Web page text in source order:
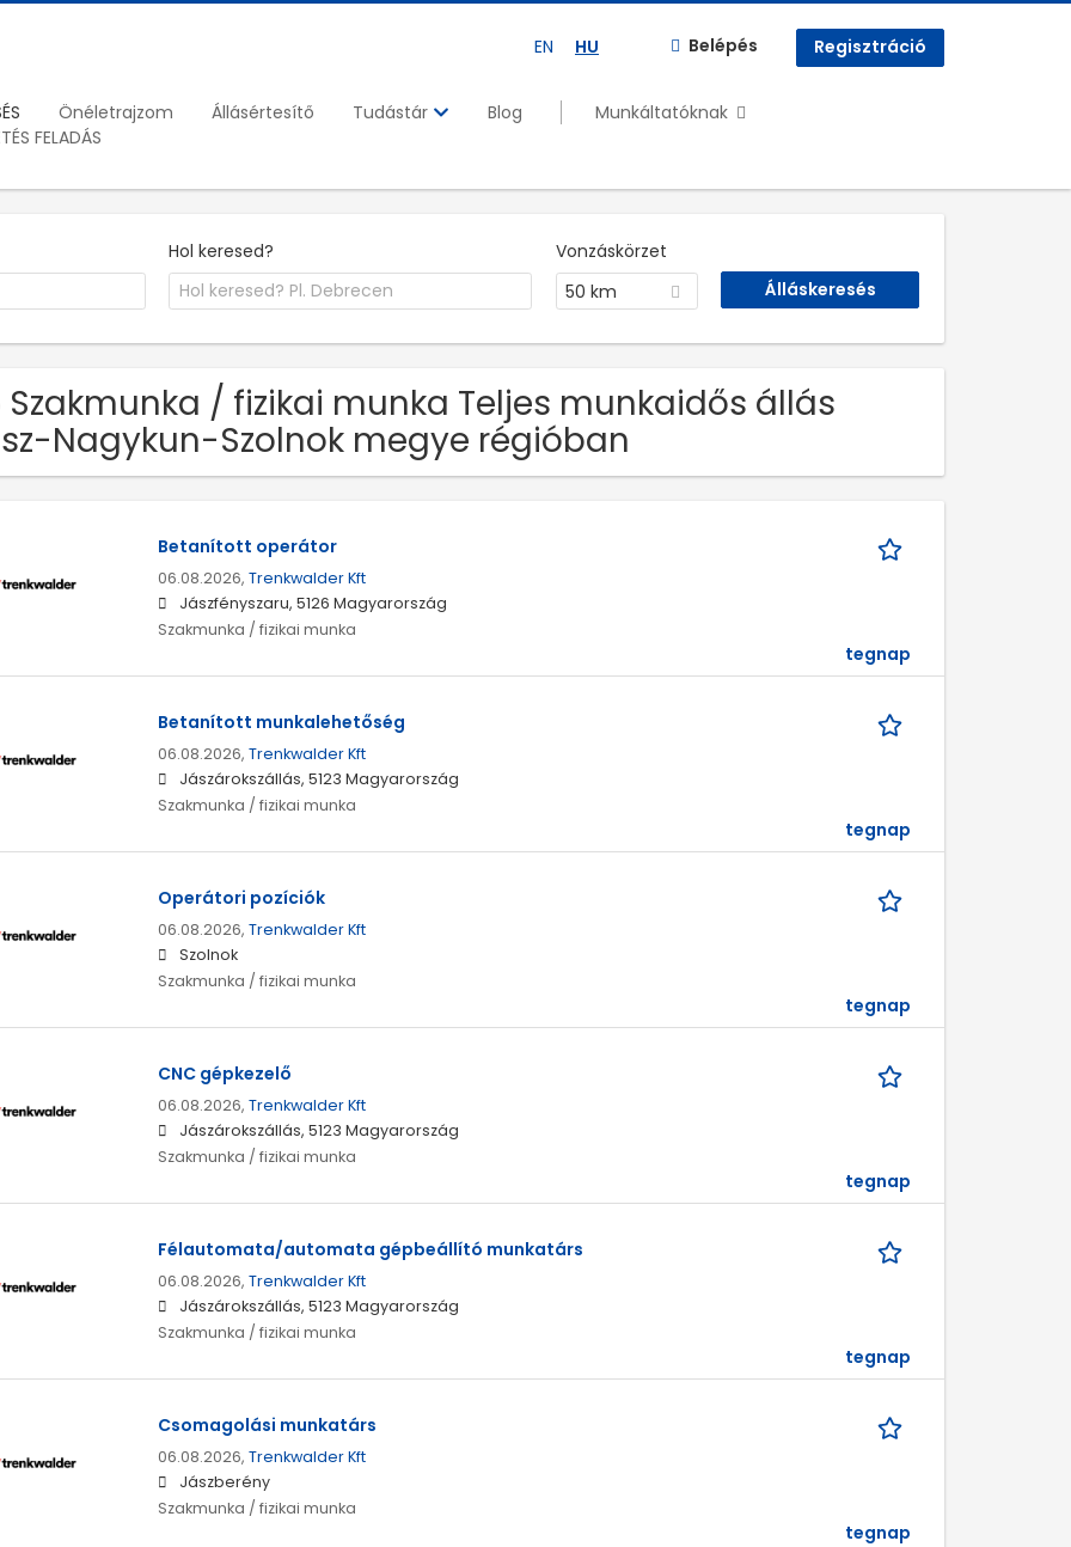
EN HU Belépés Regisztráció
Önéletrajzom Állásértesítő Tudástár Blog
Munkáltatóknak
FELADÁS
Hol keresed?
Vonzáskörzet
50 km
Szakmunka / fizikai munka Teljes munkaidős állás
Nagykun-Szolnok megye régióban
Betanított operátor
06.08.2026, Trenkwalder Kft
Jászfényszaru, 5126 Magyarország
Szakmunka / fizikai munka
tegnap
Betanított munkalehetőség
06.08.2026, Trenkwalder Kft
Jászárokszállás, 5123 Magyarország
Szakmunka / fizikai munka
tegnap
Operátori pozíciók
06.08.2026, Trenkwalder Kft
Szolnok
Szakmunka / fizikai munka
tegnap
CNC gépkezelő
06.08.2026, Trenkwalder Kft
Jászárokszállás, 5123 Magyarország
Szakmunka / fizikai munka
tegnap
Félautomata/automata gépbeállító munkatárs
06.08.2026, Trenkwalder Kft
Jászárokszállás, 5123 Magyarország
Szakmunka / fizikai munka
tegnap
Csomagolási munkatárs
06.08.2026, Trenkwalder Kft
Jászberény
Szakmunka / fizikai munka
tegnap